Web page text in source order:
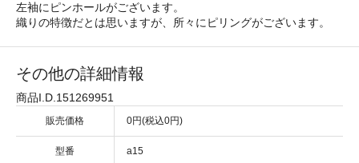
左袖にピンホールがございます。
織りの特徴だとは思いますが、所々にピリングがございます。
その他の詳細情報
商品I.D.151269951
販売価格 0円(税込0円)
型番 a15